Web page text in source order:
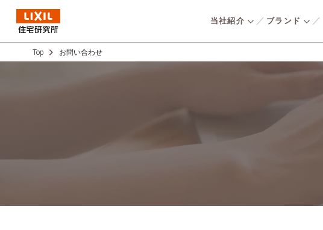
当社紹介 ブランド
のことを考えて開発した住ま
いを適正価格で提供していま
パッシブデザインで省エネル
ギーかつ地震に強い住まいを
実現。『⾼品質で資産価値の
全
採用メッセージ
募集要項
Top お問い合わせ